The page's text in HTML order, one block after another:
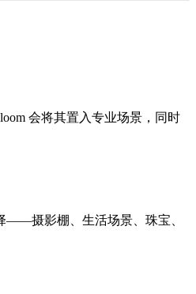
会将其置入专业场景，同时
——摄影棚、生活场景、珠宝、